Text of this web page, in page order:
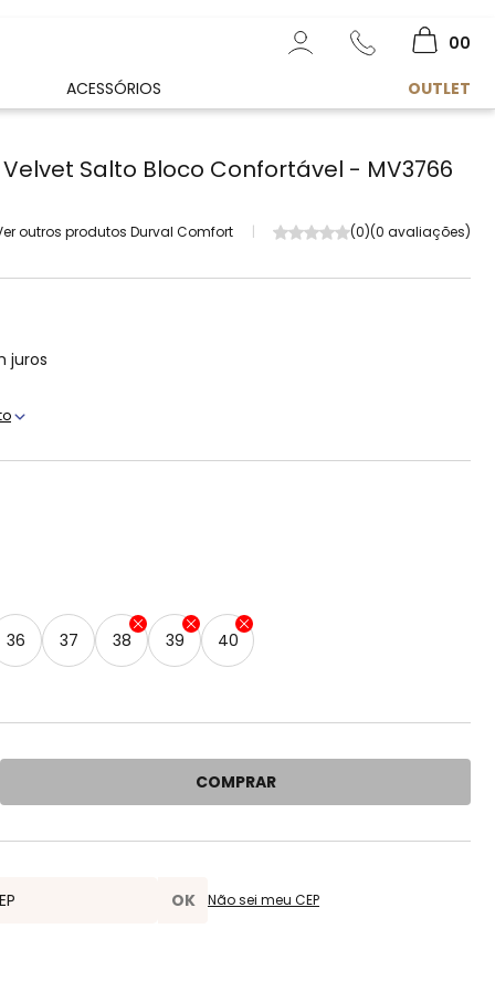
00
ACESSÓRIOS OUTLET
Salto Bloco Confortável - MV3766
outros produtos Durval Comfort (0)(0 avaliações)
juros
36 37 38 39 40
COMPRAR
Não sei meu CEP